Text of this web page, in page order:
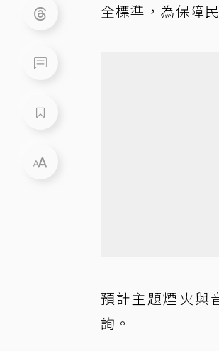
全標準，為保障
預計主題煙火與
詢。